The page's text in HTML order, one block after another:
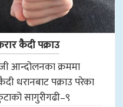
कैदी पक्राउ
आन्दोलनका क्रममा
धरानबाट पक्राउ परेका
सागुरीगढी–९